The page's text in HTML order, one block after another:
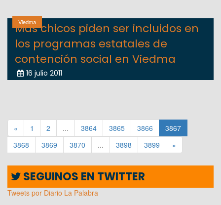
Viedma
Más chicos piden ser incluidos en
los programas estatales de
contención social en Viedma
16 julio 2011
« 1 2 ... 3864 3865 3866
3867
3868
3869 3870 ... 3898 3899 »
SEGUINOS EN TWITTER
Tweets por Diario La Palabra